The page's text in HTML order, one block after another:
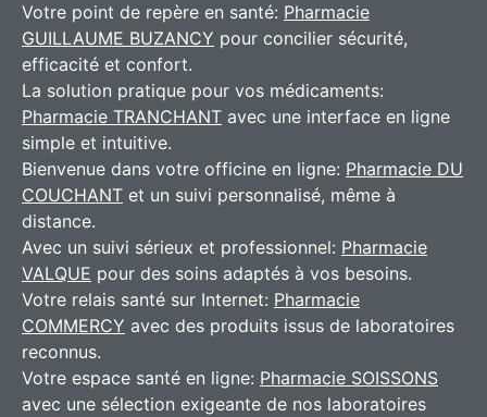
Votre point de repère en santé: Pharmacie
GUILLAUME BUZANCY pour concilier sécurité,
efficacité et confort.
La solution pratique pour vos médicaments:
Pharmacie TRANCHANT avec une interface en ligne
simple et intuitive.
Bienvenue dans votre officine en ligne: Pharmacie DU
COUCHANT et un suivi personnalisé, même à
distance.
Avec un suivi sérieux et professionnel: Pharmacie
VALQUE pour des soins adaptés à vos besoins.
Votre relais santé sur Internet: Pharmacie
COMMERCY avec des produits issus de laboratoires
reconnus.
Votre espace santé en ligne: Pharmacie SOISSONS
avec une sélection exigeante de nos laboratoires